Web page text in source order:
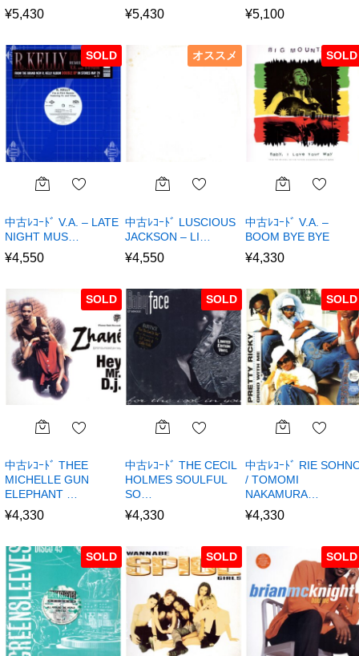
¥5,430 ¥5,430 ¥5,100
SOLD
中古ﾚｺｰﾄﾞ V.A. – LATE
NIGHT MUS…
¥4,550
オススメ
中古ﾚｺｰﾄﾞ LUSCIOUS
JACKSON – LI…
¥4,550
SOLD
中古ﾚｺｰﾄﾞ V.A. –
BOOM BYE BYE
¥4,330
SOLD
中古ﾚｺｰﾄﾞ THEE
MICHELLE GUN
ELEPHANT …
¥4,330
SOLD
中古ﾚｺｰﾄﾞ THE CECIL
HOLMES SOULFUL
SO…
¥4,330
SOLD
中古ﾚｺｰﾄﾞ RIE
/ TOMOMI
NAKAMURA…
¥4,330
SOLD SOLD SOLD